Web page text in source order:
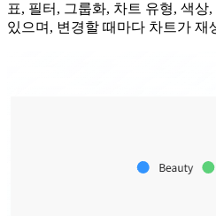
표, 필터, 그룹화, 차트 유형, 색
있으며, 변경할 때마다 차트가 재